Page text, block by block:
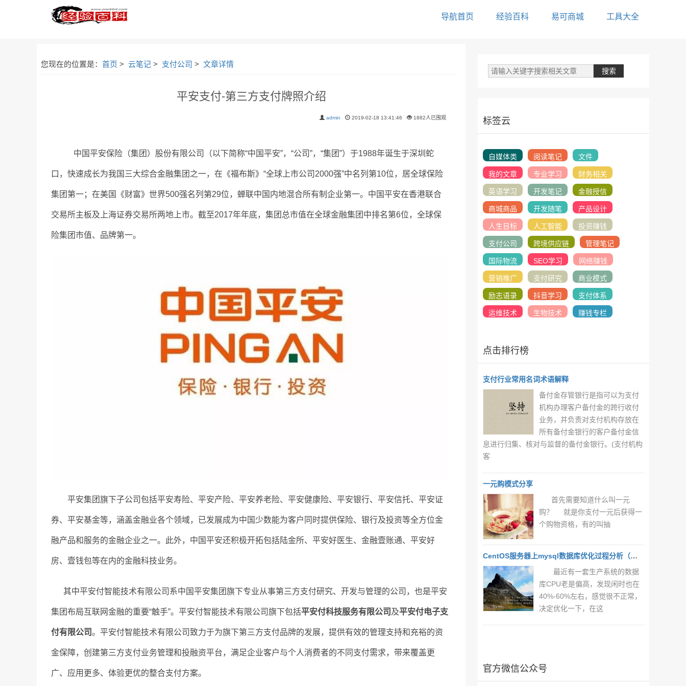
导航首页 经验百科 易可商城 工具大全
您现在的位置是：首页 >云笔记 > 支付公司 >文章详情
平安支付-第三方支付牌照介绍
admin 2019-02-18 13:41:46 1882人已围观
中国平安保险（集团）股份有限公司（以下简称“中国平安”，“公司”，“集团”）于1988年诞生于深圳蛇
口，快速成长为我国三大综合金融集团之一，在《福布斯》“全球上市公司2000强”中名列第10位，居全球保险
集团第一；在美国《财富》世界500强名列第29位，蝉联中国内地混合所有制企业第一。中国平安在香港联合
交易所主板及上海证券交易所两地上市。截至2017年年底，集团总市值在全球金融集团中排名第6位，全球保
险集团市值、品牌第一。
平安集团旗下子公司包括平安寿险、平安产险、平安养老险、平安健康险、平安银行、平安信托、平安证
券、平安基金等，涵盖金融业各个领域，已发展成为中国少数能为客户同时提供保险、银行及投资等全方位金
融产品和服务的金融企业之一。此外，中国平安还积极开拓包括陆金所、平安好医生、金融壹账通、平安好
房、壹钱包等在内的金融科技业务。
其中平安付智能技术有限公司系中国平安集团旗下专业从事第三方支付研究、开发与管理的公司，也是平安
集团布局互联网金融的重要“触手”。平安付智能技术有限公司旗下包括平安付科技服务有限公司 及平安付电子支
付有限公司。平安付智能技术有限公司致力于为旗下第三方支付品牌的发展，提供有效的管理支持和充裕的资
金保障，创建第三方支付业务管理和投融资平台，满足企业客户与个人消费者的不同支付需求，带来覆盖更
广、应用更多、体验更优的整合支付方案。
标签云
自媒体类 阅读笔记 文件
我的文章 专业学习 财务相关
英语学习 开发笔记 金融授信
商城商品 开发随笔 产品设计
人生目标 人工智能 投资赚钱
支付公司 跨境供应链 管理笔记
国际物流 SEO学习 网络赚钱
营销推广 支付研究 商业模式
励志语录 抖音学习 支付体系
运维技术 生物技术 赚钱专栏
点击排行榜
支付行业常用名词术语解释
备付金存管银行是指可以为支付
机构办理客户备付金的跨行收付
业务，并负责对支付机构存放在
所有备付金银行的客户备付金信
息进行归集、核对与监督的备付金银行。(支付机构
客
一元购模式分享
首先需要知道什么叫一元
购？ 就是你支付一元后获得一
个购物资格，有的叫抽
CentOS服务器上mysql数据库优化过程分析（一）
最近有一套生产系统的数据
库CPU老是偏高，发现闲时也在
40%-60%左右，感觉很不正常，
决定优化一下，在这
官方微信公众号